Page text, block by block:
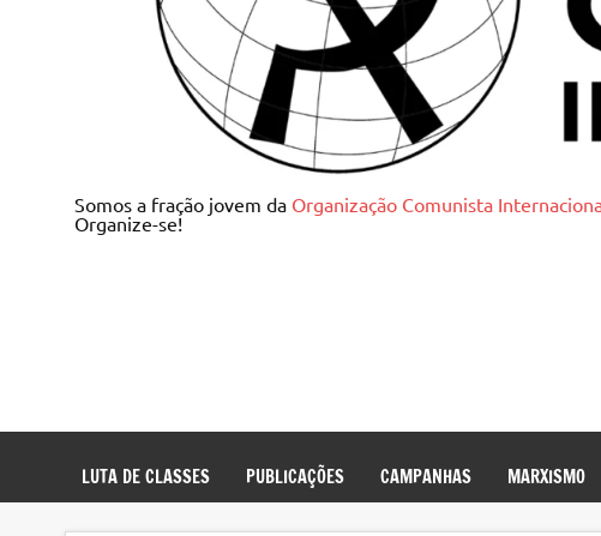
Juventude Comunista
Somos a fração jovem da Organização Comunista
Organize-se!
LUTA DE CLASSES PUBLICAÇÕES CAMPANHAS MARXISMO